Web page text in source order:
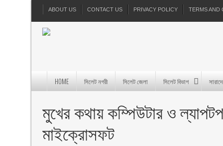
ABOUT US CONTACT US PRIVACY POLICY TERMS AND
HOME সিলেট নগরী সিলেট জেলা সিলেট বিভাগ
মুখের কথায় কম্পিউটার ও
মাইক্রোসফট